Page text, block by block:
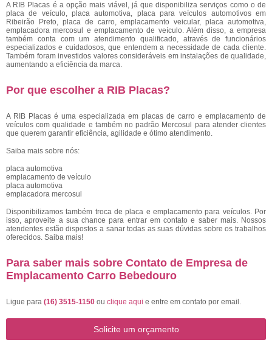
A RIB Placas é a opção mais viável, já que disponibiliza serviços como o de
placa de veículo, placa automotiva, placa para veículos automotivos em
Ribeirão Preto, placa de carro, emplacamento veicular, placa automotiva,
emplacadora mercosul e emplacamento de veículo. Além disso, a empresa
também conta com um atendimento qualificado, através de funcionários
especializados e cuidadosos, que entendem a necessidade de cada cliente.
Também foram investidos valores consideráveis em instalações de qualidade,
aumentando a eficiência da marca.
Por que escolher a RIB Placas?
A RIB Placas é uma especializada em placas de carro e emplacamento de
veículos com qualidade e também no padrão Mercosul para atender clientes
que querem garantir eficiência, agilidade e ótimo atendimento.
Saiba mais sobre nós:
placa automotiva
emplacamento de veículo
placa automotiva
emplacadora mercosul
Disponibilizamos também troca de placa e emplacamento para veículos. Por
isso, aproveite a sua chance para entrar em contato e saber mais. Nossos
atendentes estão dispostos a sanar todas as suas dúvidas sobre os trabalhos
oferecidos. Saiba mais!
Para saber mais sobre Contato de Empresa de
Emplacamento Carro Bebedouro
Ligue para (16) 3515-1150 ou clique aqui e entre em contato por email.
Solicite um orçamento